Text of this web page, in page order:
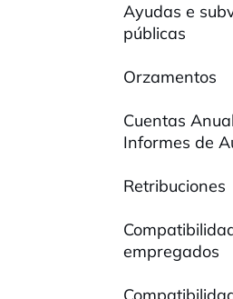
Ayudas e
públicas
Orzamentos
Cuentas
Informes de
Retribuciones
empregados